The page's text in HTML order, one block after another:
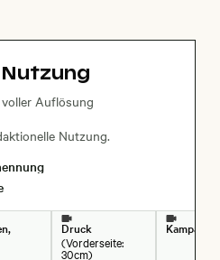
springen
Nutzung
Auflösung
Nutzung.
Druck
(Vorderseite:
30cm)